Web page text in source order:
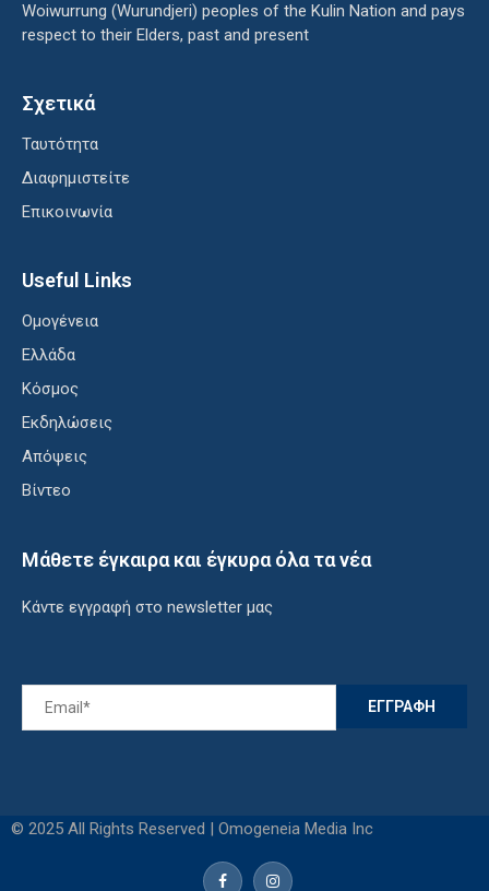
Woiwurrung (Wurundjeri) peoples of the Kulin Nation and pays
respect to their Elders, past and present
Σχετικά
Ταυτότητα
Διαφημιστείτε
Επικοινωνία
Useful Links
Ομογένεια
Ελλάδα
Κόσμος
Εκδηλώσεις
Απόψεις
Βίντεο
Μάθετε έγκαιρα και έγκυρα όλα τα νέα
Κάντε εγγραφή στο newsletter μας
© 2025 All Rights Reserved | Omogeneia Media Inc